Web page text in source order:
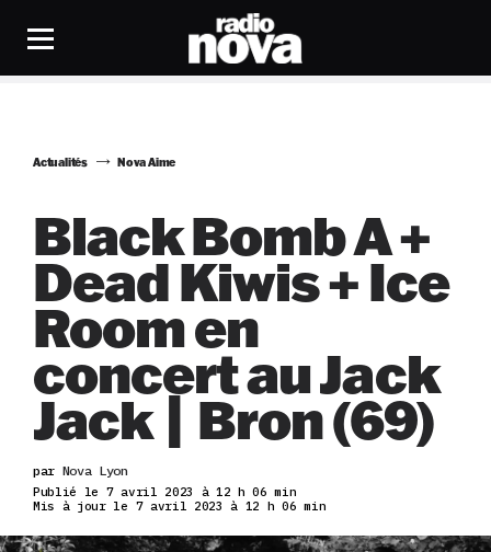
Actualités Nova Aime
Black Bomb A +
Dead Kiwis + Ice
Room en
concert au Jack
Jack | Bron (69)
par Nova Lyon
Publié le 7 avril 2023 à 12 h 06 min
Mis à jour le 7 avril 2023 à 12 h 06 min